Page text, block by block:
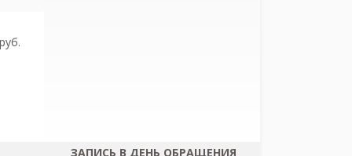
ЗАПИСЬ В ДЕНЬ ОБРАЩЕНИЯ